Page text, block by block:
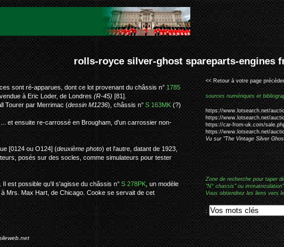
ghost spareparts-engines frank cooke #1785
sont ré-apparues, dont ce lot provenant du châssis n°1785
à Eric Loder, de Londres (R-45) [81].
Tourer par Merrimac (dessin M1236), châssis n°S 163MK(?)
et ensuite re-carrossé en Brougham, d'un carrossier non-
[0124 ou O124] (deuxième photo) et l'autre, datant de 1923,
posés sur des socles, comme simulateurs pour tester
est possible qu'il s'agisse du châssis n°S 278PK , un modèle
Mrs. Max Hart, de Chicago. Cooke se servait de cet
<< Retour à votre page
sources numériques et
https://www.lotsearch.net/
https://www.lotsearch.net/
https://car-from-uk.com/
https://www.lotsearch.net/
Vu sur "The Vintage Silver
Zone de recherche pour taper
"N° chassis" ou
Vous obtiendrez les liens vers
: